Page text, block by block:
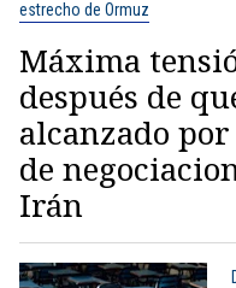
estrecho de Ormuz
Máxima
después de
alcanzado
de
Irán